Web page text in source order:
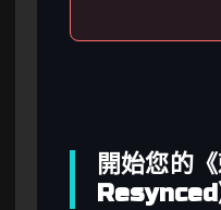
開始您的
Resynced